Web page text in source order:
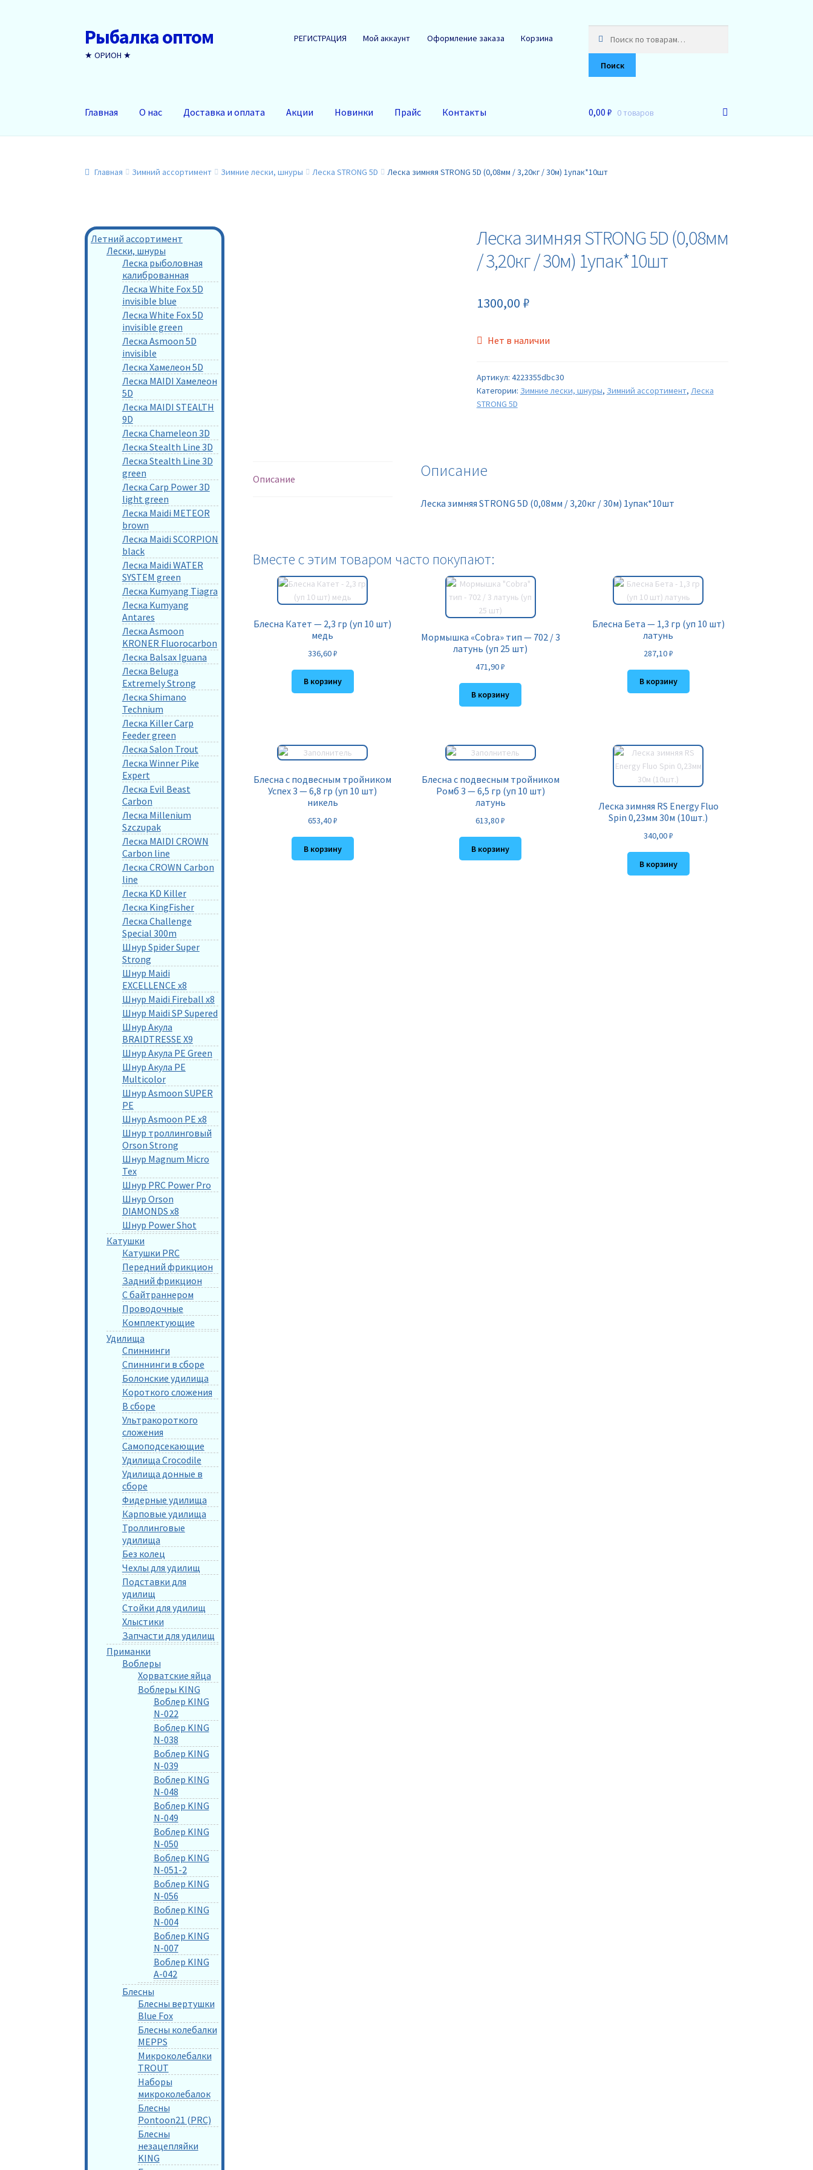
Перейти
к
навигации
Перейти
к
содержимому
Рыбалка оптом
★ ОРИОН ★
РЕГИСТРАЦИЯ Мой аккаунт Оформление заказа Корзина
Поиск
Главная О нас Доставка и оплата Акции Новинки Прайс Контакты 0,00 ₽ 0 товаров
Главная Зимний ассортимент Зимние лески, шнуры Леска STRONG 5D Леска зимняя STRONG 5D (0,08мм / 3,20кг / 30м) 1упак*10шт
Леска зимняя STRONG 5D (0,08мм
/ 3,20кг / 30м) 1упак*10шт
1300,00 ₽
Нет в наличии
Артикул: 4223355dbc30
Категории: Зимние лески, шнуры, Зимний ассортимент, Леска
STRONG 5D
Описание Описание
Леска зимняя STRONG 5D (0,08мм / 3,20кг / 30м) 1упак*10шт
Вместе с этим товаром часто покупают:
Блесна Катет — 2,3 гр (уп 10 шт)
медь
336,60₽
В корзину
Мормышка «Cobra» тип — 702 / 3
латунь (уп 25 шт)
471,90₽
В корзину
Блесна Бета — 1,3 гр (уп 10 шт)
латунь
287,10₽
В корзину
Блесна с подвесным тройником
Успех 3 — 6,8 гр (уп 10 шт)
никель
653,40₽
В корзину
Блесна с подвесным тройником
Ромб 3 — 6,5 гр (уп 10 шт)
латунь
613,80₽
В корзину
Леска зимняя RS Energy Fluo
Spin 0,23мм 30м (10шт.)
340,00₽
В корзину
Летний ассортимент
Лески, шнуры
Леска рыболовная
калиброванная
Леска White Fox 5D
invisible blue
Леска White Fox 5D
invisible green
Леска Asmoon 5D
invisible
Леска Хамелеон 5D
Леска MAIDI Хамелеон
5D
Леска MAIDI STEALTH
9D
Леска Chameleon 3D
Леска Stealth Line 3D
Леска Stealth Line 3D
green
Леска Carp Power 3D
light green
Леска Maidi METEOR
brown
Леска Maidi SCORPION
black
Леска Maidi WATER
SYSTEM green
Леска Kumyang Tiagra
Леска Kumyang
Antares
Леска Asmoon
KRONER Fluorocarbon
Леска Balsax Iguana
Леска Beluga
Extremely Strong
Леска Shimano
Technium
Леска Killer Carp
Feeder green
Леска Salon Trout
Леска Winner Pike
Expert
Леска Evil Beast
Carbon
Леска Millenium
Szczupak
Леска MAIDI CROWN
Carbon line
Леска CROWN Carbon
line
Леска KD Killer
Леска KingFisher
Леска Challenge
Special 300m
Шнур Spider Super
Strong
Шнур Maidi
EXCELLENCE x8
Шнур Maidi Fireball x8
Шнур Maidi SP Supered
Шнур Акула
BRAIDTRESSE X9
Шнур Акула PE Green
Шнур Акула PE
Multicolor
Шнур Asmoon SUPER
PE
Шнур Asmoon PE x8
Шнур троллинговый
Orson Strong
Шнур Magnum Micro
Tex
Шнур PRC Power Pro
Шнур Orson
DIAMONDS x8
Шнур Power Shot
Катушки
Катушки PRC
Передний фрикцион
Задний фрикцион
С байтраннером
Проводочные
Комплектующие
Удилища
Спиннинги
Спиннинги в сборе
Болонские удилища
Короткого сложения
В сборе
Ультракороткого
сложения
Самоподсекающие
Удилища Crocodile
Удилища донные в
сборе
Фидерные удилища
Карповые удилища
Троллинговые
удилища
Без колец
Чехлы для удилищ
Подставки для
удилищ
Стойки для удилищ
Хлыстики
Запчасти для удилищ
Приманки
Воблеры
Хорватские яйца
Воблеры KING
Воблер KING
N-022
Воблер KING
N-038
Воблер KING
N-039
Воблер KING
N-048
Воблер KING
N-049
Воблер KING
N-050
Воблер KING
N-051-2
Воблер KING
N-056
Воблер KING
N-004
Воблер KING
N-007
Воблер KING
A-042
Блесны
Блесны вертушки
Blue Fox
Блесны колебалки
MEPPS
Микроколебалки
TROUT
Наборы
микроколебалок
Блесны
Pontoon21 (PRC)
Блесны
незацепляйки
KING